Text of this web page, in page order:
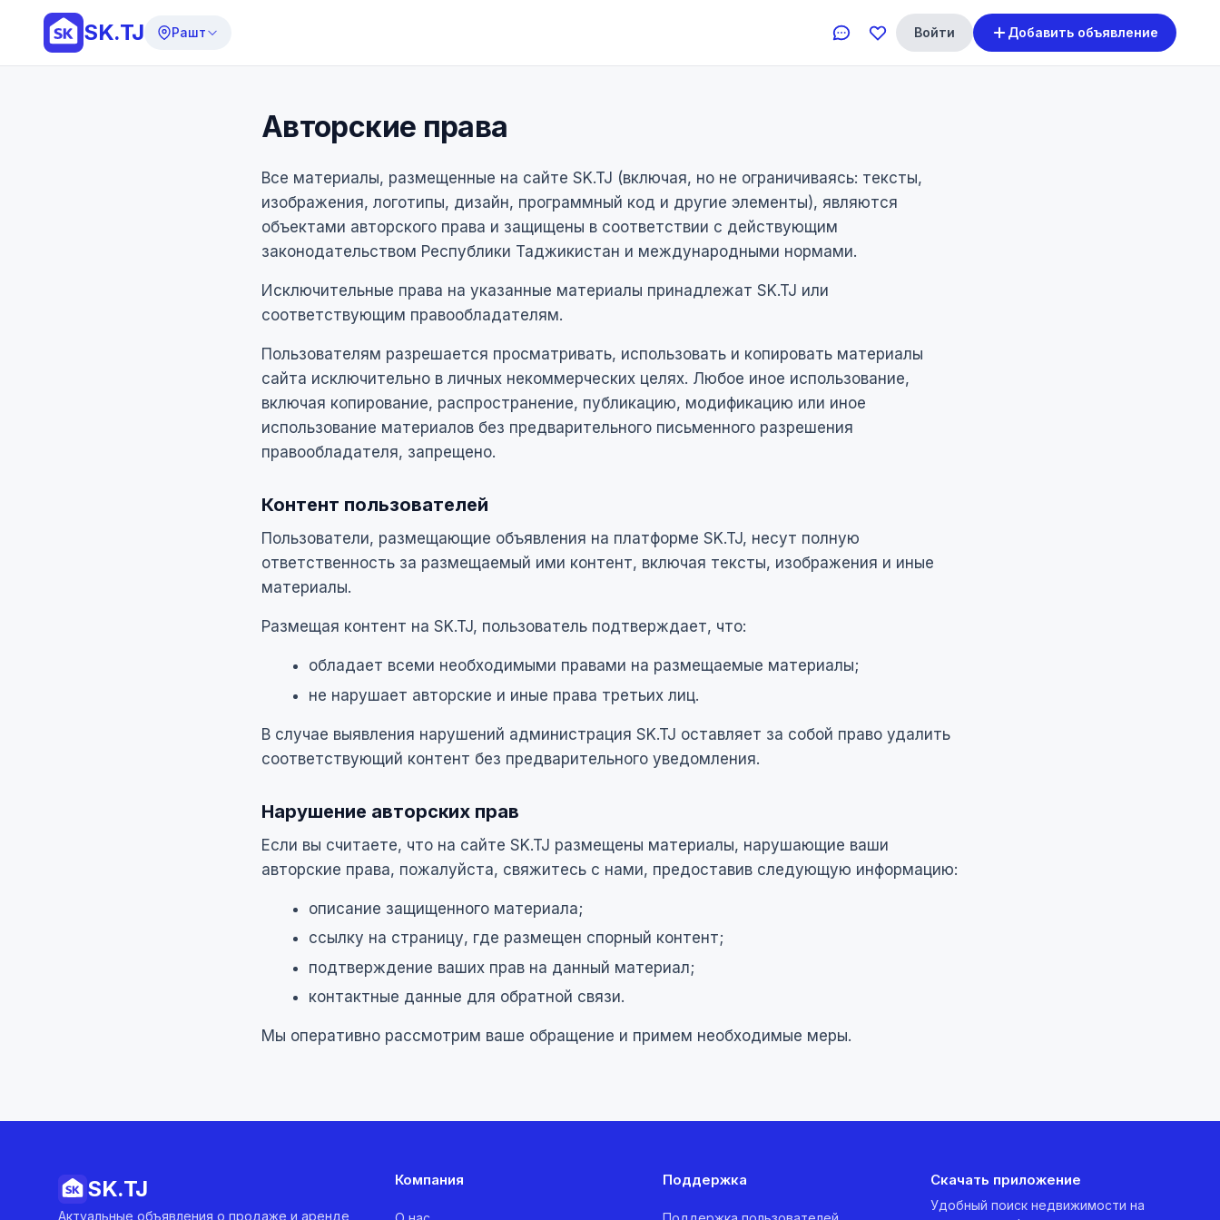
SK.TJ Рашт Войти Добавить объявление
Авторские права
Все материалы, размещенные на сайте SK.TJ (включая, но не ограничиваясь: тексты,
изображения, логотипы, дизайн, программный код и другие элементы), являются
объектами авторского права и защищены в соответствии с действующим
законодательством Республики Таджикистан и международными нормами.
Исключительные права на указанные материалы принадлежат SK.TJ или
соответствующим правообладателям.
Пользователям разрешается просматривать, использовать и копировать материалы
сайта исключительно в личных некоммерческих целях. Любое иное использование,
включая копирование, распространение, публикацию, модификацию или иное
использование материалов без предварительного письменного разрешения
правообладателя, запрещено.
Контент пользователей
Пользователи, размещающие объявления на платформе SK.TJ, несут полную
ответственность за размещаемый ими контент, включая тексты, изображения и иные
материалы.
Размещая контент на SK.TJ, пользователь подтверждает, что:
обладает всеми необходимыми правами на размещаемые материалы;
не нарушает авторские и иные права третьих лиц.
В случае выявления нарушений администрация SK.TJ оставляет за собой право удалить
соответствующий контент без предварительного уведомления.
Нарушение авторских прав
Если вы считаете, что на сайте SK.TJ размещены материалы, нарушающие ваши
авторские права, пожалуйста, свяжитесь с нами, предоставив следующую информацию:
описание защищенного материала;
ссылку на страницу, где размещен спорный контент;
подтверждение ваших прав на данный материал;
контактные данные для обратной связи.
Мы оперативно рассмотрим ваше обращение и примем необходимые меры.
SK.TJ
Актуальные объявления о продаже и аренде
Компания Поддержка Скачать приложение
Удобный поиск недвижимости на